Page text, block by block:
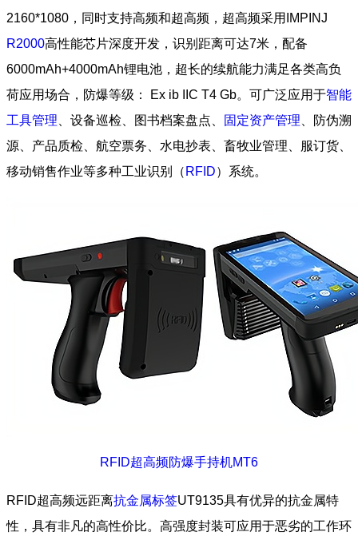
2160*1080，同时支持高频和超高频，超高频采用IMPINJ
R2000高性能芯片深度开发，识别距离可达7米，配备
6000mAh+4000mAh锂电池，超长的续航能力满足各类高负
荷应用场合，防爆等级： Ex ib IIC T4 Gb。可广泛应用于智能
工具管理 、设备巡检、图书档案盘点、 固定资产管理 、防伪溯
源、产品质检、航空票务、水电抄表、畜牧业管理、服订货、
移动销售作业等多种工业识别（ RFID）系统。
RFID超高频防爆手持机MT6
RFID超高频远距离抗金属标签UT9135具有优异的抗金属特
性，具有非凡的高性价比。高强度封装可应用于恶劣的工作环